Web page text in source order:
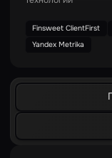
Finsweet ClientFirst
Yandex Metrika